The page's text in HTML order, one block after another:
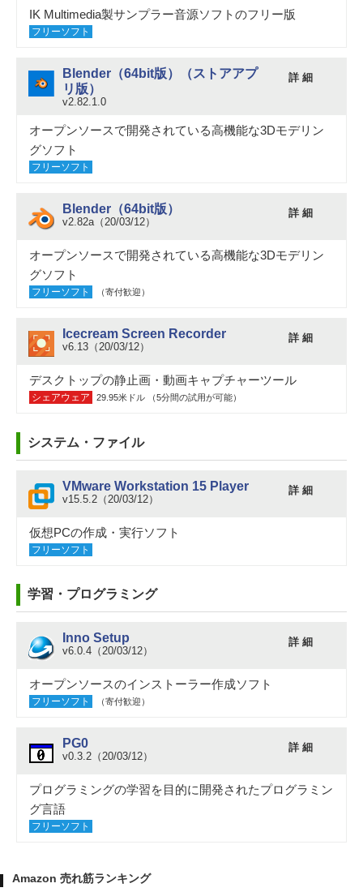
IK Multimedia製サンプラー音源ソフトのフリー版
フリーソフト
Blender（64bit版）（ストアアプ
リ版）
v2.82.1.0
詳 細
オープンソースで開発されている高機能な3Dモデリン
グソフト
フリーソフト
Blender（64bit版）
v2.82a（20/03/12）
詳 細
オープンソースで開発されている高機能な3Dモデリン
グソフト
フリーソフト （寄付歓迎）
Icecream Screen Recorder
v6.13（20/03/12）
詳 細
デスクトップの静止画・動画キャプチャーツール
シェアウェア 29.95米ドル （5分間の試用が可能）
システム・ファイル
VMware Workstation 15 Player
v15.5.2（20/03/12）
詳 細
仮想PCの作成・実行ソフト
フリーソフト
学習・プログラミング
Inno Setup
v6.0.4（20/03/12）
詳 細
オープンソースのインストーラー作成ソフト
フリーソフト （寄付歓迎）
PG0
v0.3.2（20/03/12）
詳 細
プログラミングの学習を目的に開発されたプログラミン
グ言語
フリーソフト
Amazon 売れ筋ランキング